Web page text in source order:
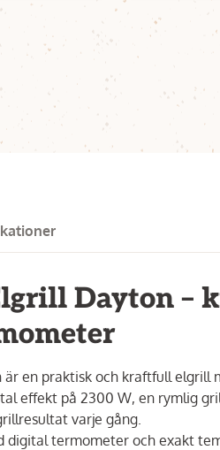
Dayton –
är en praktisk och kraftfull
effekt på 2300 W, en rymlig
varje gång.
digital termometer och exakt